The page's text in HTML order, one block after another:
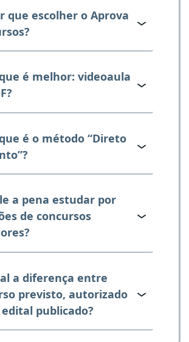
que escolher o Aprova
é melhor: videoaula
é o método “Direto
a pena estudar por
de concursos
a diferença entre
previsto, autorizado
publicado?